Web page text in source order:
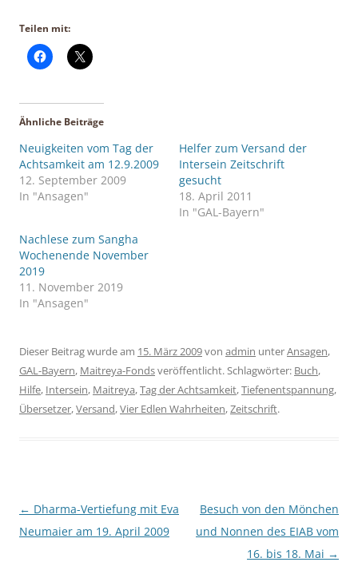
Teilen mit:
Ähnliche Beiträge
Neuigkeiten vom Tag der
Achtsamkeit am 12.9.2009
12. September 2009
In "Ansagen"
Helfer zum Versand der
Intersein Zeitschrift
gesucht
18. April 2011
In "GAL-Bayern"
Nachlese zum Sangha
Wochenende November
2019
11. November 2019
In "Ansagen"
Dieser Beitrag wurde am 15. März 2009von admin unterAnsagen,
GAL-Bayern, Maitreya-Fondsveröffentlicht. Schlagwörter: Buch,
Hilfe, Intersein, Maitreya,Tag der Achtsamkeit,Tiefenentspannung,
Übersetzer,Versand,Vier Edlen Wahrheiten,Zeitschrift.
Beitragsnavigation
← Dharma-Vertiefung mit Eva
Neumaier am 19. April 2009
Besuch von den Mönchen
und Nonnen des EIAB vom
16. bis 18. Mai →